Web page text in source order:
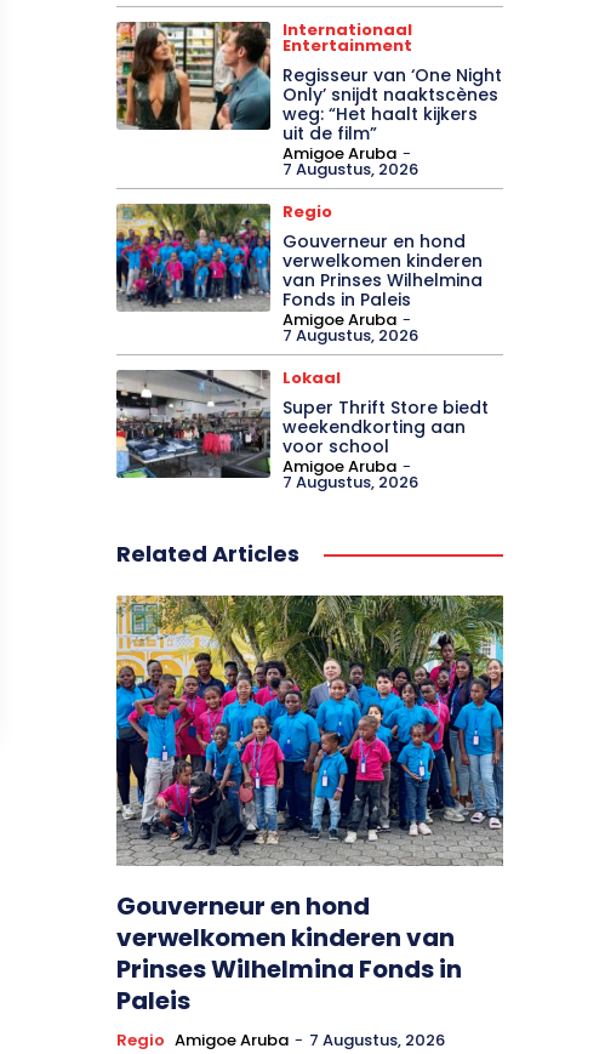
Internationaal
Entertainment
Regisseur van ‘One Night
Only’ snijdt naaktscènes
weg: “Het haalt kijkers
uit de film”
Amigoe Aruba -
7 Augustus, 2026
Regio
Gouverneur en hond
verwelkomen kinderen
van Prinses Wilhelmina
Fonds in Paleis
Amigoe Aruba -
7 Augustus, 2026
Lokaal
Super Thrift Store biedt
weekendkorting aan
voor school
Amigoe Aruba -
7 Augustus, 2026
Related Articles
Gouverneur en hond
verwelkomen kinderen van
Prinses Wilhelmina Fonds in
Paleis
Regio Amigoe Aruba - 7 Augustus, 2026